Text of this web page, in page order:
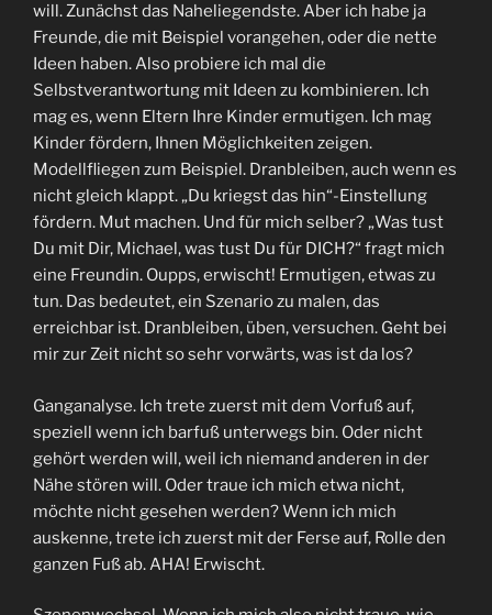
will. Zunächst das Naheliegendste. Aber ich habe ja
Freunde, die mit Beispiel vorangehen, oder die nette
Ideen haben. Also probiere ich mal die
Selbstverantwortung mit Ideen zu kombinieren. Ich
mag es, wenn Eltern Ihre Kinder ermutigen. Ich mag
Kinder fördern, Ihnen Möglichkeiten zeigen.
Modellfliegen zum Beispiel. Dranbleiben, auch wenn es
nicht gleich klappt. „Du kriegst das hin“-Einstellung
fördern. Mut machen. Und für mich selber? „Was tust
Du mit Dir, Michael, was tust Du für DICH?“ fragt mich
eine Freundin. Oupps, erwischt! Ermutigen, etwas zu
tun. Das bedeutet, ein Szenario zu malen, das
erreichbar ist. Dranbleiben, üben, versuchen. Geht bei
mir zur Zeit nicht so sehr vorwärts, was ist da los?
Ganganalyse. Ich trete zuerst mit dem Vorfuß auf,
speziell wenn ich barfuß unterwegs bin. Oder nicht
gehört werden will, weil ich niemand anderen in der
Nähe stören will. Oder traue ich mich etwa nicht,
möchte nicht gesehen werden? Wenn ich mich
auskenne, trete ich zuerst mit der Ferse auf, Rolle den
ganzen Fuß ab. AHA! Erwischt.